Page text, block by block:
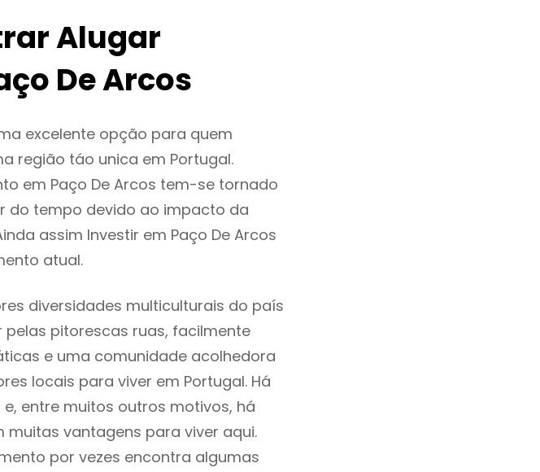
Alugar
De Arcos
excelente opção para quem
região táo unica em Portugal.
em Paço De Arcos tem-se tornado
do tempo devido ao impacto da
assim Investir em Paço De Arcos
atual.
diversidades multiculturais do país
pitorescas ruas, facilmente
e uma comunidade acolhedora
locais para viver em Portugal. Há
entre muitos outros motivos, há
vantagens para viver aqui.
por vezes encontra algumas